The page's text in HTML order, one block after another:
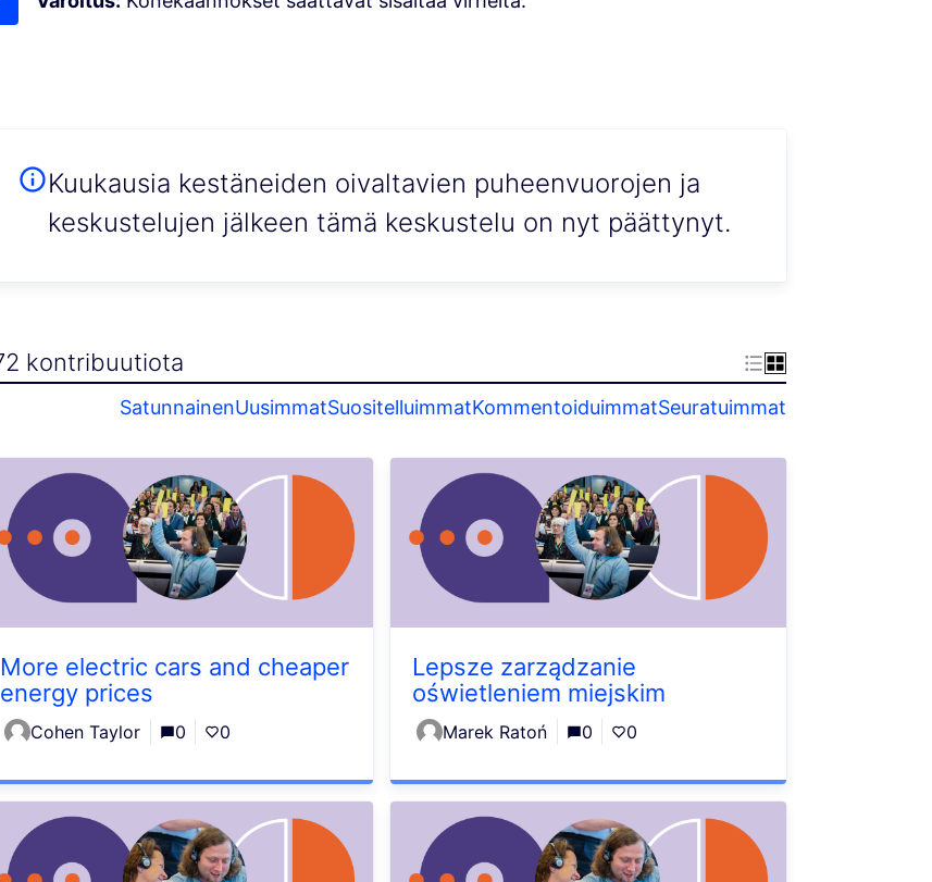
Kuukausia kestäneiden oivaltavien puheenvuorojen ja
keskustelujen jälkeen tämä keskustelu on nyt päättynyt.
kontribuutiota
SatunnainenUusimmatSuositelluimmatKommentoiduimmatSeuratuimmat
More electric cars and cheaper
energy prices
Cohen Taylor 0 0
Lepsze zarządzanie
oświetleniem miejskim
Marek Ratoń 0 0